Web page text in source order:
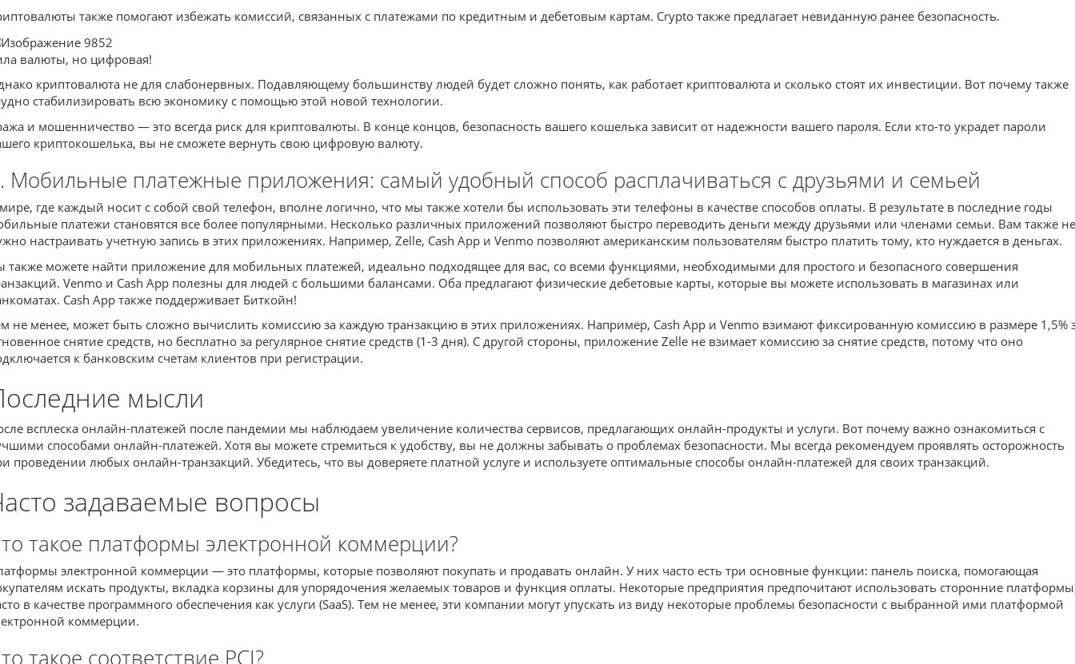
также помогают избежать комиссий, связанных с платежами по кредитным и дебетовым картам. Crypto также предлагает невиданную ранее безопасность.
валюты, но цифровая!
криптовалюта не для слабонервных. Подавляющему большинству людей будет сложно понять, как работает криптовалюта и сколько стоят их инвестиции. Вот почему также
стабилизировать всю экономику с помощью этой новой технологии.
и мошенничество — это всегда риск для криптовалюты. В конце концов, безопасность вашего кошелька зависит от надежности вашего пароля. Если кто-то украдет пароли
криптокошелька, вы не сможете вернуть свою цифровую валюту.
Мобильные платежные приложения: самый удобный способ расплачиваться с друзьями и семьей
где каждый носит с собой свой телефон, вполне логично, что мы также хотели бы использовать эти телефоны в качестве способов оплаты. В результате в последние годы
платежи становятся все более популярными. Несколько различных приложений позволяют быстро переводить деньги между друзьями или членами семьи. Вам также не
настраивать учетную запись в этих приложениях. Например, Zelle, Cash App и Venmo позволяют американским пользователям быстро платить тому, кто нуждается в деньгах.
также можете найти приложение для мобильных платежей, идеально подходящее для вас, со всеми функциями, необходимыми для простого и безопасного совершения
Venmo и Cash App полезны для людей с большими балансами. Оба предлагают физические дебетовые карты, которые вы можете использовать в магазинах или
Cash App также поддерживает Биткойн!
не менее, может быть сложно вычислить комиссию за каждую транзакцию в этих приложениях. Например, Cash App и Venmo взимают фиксированную комиссию в размере 1,5%
снятие средств, но бесплатно за регулярное снятие средств (1-3 дня). С другой стороны, приложение Zelle не взимает комиссию за снятие средств, потому что оно
к банковским счетам клиентов при регистрации.
мысли
всплеска онлайн-платежей после пандемии мы наблюдаем увеличение количества сервисов, предлагающих онлайн-продукты и услуги. Вот почему важно ознакомиться с
способами онлайн-платежей. Хотя вы можете стремиться к удобству, вы не должны забывать о проблемах безопасности. Мы всегда рекомендуем проявлять осторожность
проведении любых онлайн-транзакций. Убедитесь, что вы доверяете платной услуге и используете оптимальные способы онлайн-платежей для своих транзакций.
задаваемые вопросы
такое платформы электронной коммерции?
электронной коммерции — это платформы, которые позволяют покупать и продавать онлайн. У них часто есть три основные функции: панель поиска, помогающая
искать продукты, вкладка корзины для упорядочения желаемых товаров и функция оплаты. Некоторые предприятия предпочитают использовать сторонние
в качестве программного обеспечения как услуги (SaaS). Тем не менее, эти компании могут упускать из виду некоторые проблемы безопасности с выбранной ими платформой
коммерции.
такое соответствие PCI?